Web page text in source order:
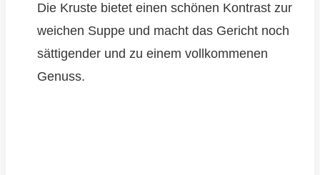
Die Kruste bietet einen schönen Kontrast zur
weichen Suppe und macht das Gericht noch
sättigender und zu einem vollkommenen
Genuss.